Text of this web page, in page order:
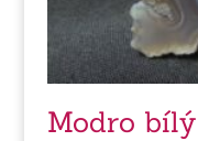
Modro